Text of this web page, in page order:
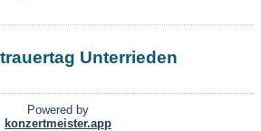
Unterrieden
Powered by
konzertmeister.app